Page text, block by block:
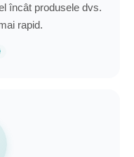
încât produsele dvs.
rapid.